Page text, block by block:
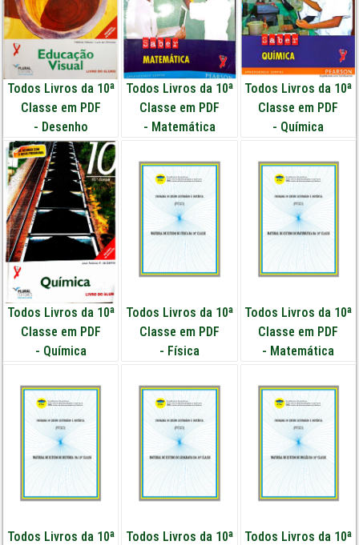
Todos Livros da 10ª
Classe em PDF
- Desenho
Todos Livros da 10ª
Classe em PDF
- Matemática
Todos Livros da 10ª
Classe em PDF
- Química
Todos Livros da 10ª
Classe em PDF
- Química
Todos Livros da 10ª
Classe em PDF
- Física
Todos Livros da 10ª
Classe em PDF
- Matemática
Todos Livros da 10ª
Todos Livros da 10ª
Todos Livros da 10ª